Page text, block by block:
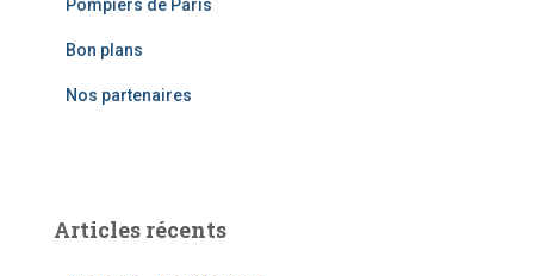
Pompiers de Paris
Bon plans
Nos partenaires
Articles récents